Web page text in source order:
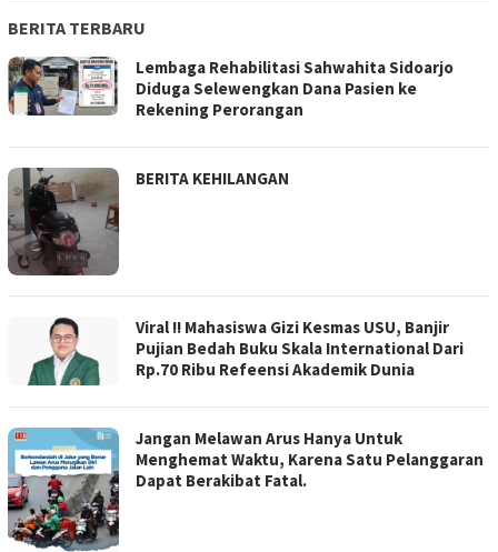
BERITA TERBARU
Lembaga Rehabilitasi Sahwahita Sidoarjo
Diduga Selewengkan Dana Pasien ke
Rekening Perorangan
BERITA KEHILANGAN
Viral !! Mahasiswa Gizi Kesmas USU, Banjir
Pujian Bedah Buku Skala International Dari
Rp.70 Ribu Refeensi Akademik Dunia
Jangan Melawan Arus Hanya Untuk
Menghemat Waktu, Karena Satu Pelanggaran
Dapat Berakibat Fatal.